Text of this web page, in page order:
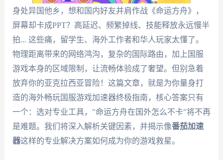
身处异国他乡，想和国内好友并肩作战《命运方舟》，
屏幕却卡成PPT？高延迟、频繁掉线、技能释放永远慢半
拍... 这些痛，留学生、海外工作者和华人玩家太懂了。
物理距离带来的网络鸿沟，复杂的国际路由，加上国服
游戏本身的区域限制，让流畅体验成了奢望。但别急着
放弃你的亚克拉西亚冒险！这篇文章，就是为你量身打
造的海外畅玩国服游戏加速器终极指南，核心答案只有
一个：选对专业工具，"命运方舟在国外怎么不卡"将不再
是难题。我们将深入解析关键因素，并揭示像番茄加速
器这样的专业解决方案如何成为你的游戏救星。